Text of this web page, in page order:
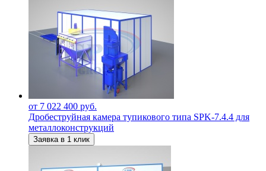
от 7 022 400 руб.
Дробеструйная камера тупикового типа SPK-7.4.4 для
металлоконструкций
Заявка в 1 клик